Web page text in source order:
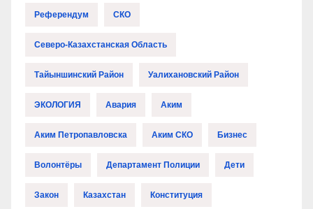
Референдум СКО
Северо-Казахстанская Область
Тайыншинский Район Уалихановский Район
ЭКОЛОГИЯ Авария Аким
Аким Петропавловска Аким СКО Бизнес
Волонтёры Департамент Полиции Дети
Закон Казахстан Конституция